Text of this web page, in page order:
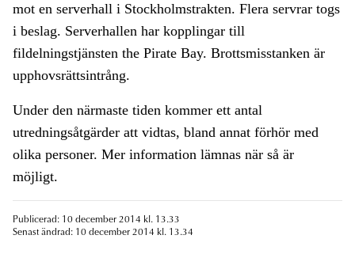
mot en serverhall i Stockholmstrakten. Flera servrar togs
i beslag. Serverhallen har kopplingar till
fildelningstjänsten the Pirate Bay. Brottsmisstanken är
upphovsrättsintrång.
Under den närmaste tiden kommer ett antal
utredningsåtgärder att vidtas, bland annat förhör med
olika personer. Mer information lämnas när så är
möjligt.
Publicerad: 10 december 2014 kl. 13.33
Senast ändrad: 10 december 2014 kl. 13.34